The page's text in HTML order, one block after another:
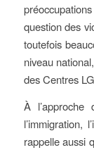
question des
toutefois
niveau
des Centres
À l’approche
l’immigration,
rappelle aussi